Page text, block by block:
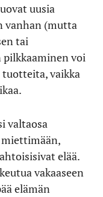
uusia
vanhan (mutta
tai
pilkkaaminen voi
vaikka
valtaosa
miettimään,
elää.
vakaaseen
elämän